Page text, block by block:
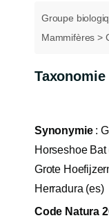
Groupe
Mammifères >
Taxonomie
Synonymie:
Horseshoe
Grote
Herradura (es)
Code Natura